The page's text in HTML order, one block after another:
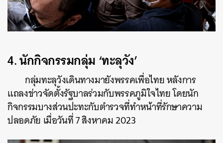
4.นักกิจกรรมกลุ่ม ‘ทะลุวัง’
กลุ่มทะลุวังเดินทางมายังพรรคเพื่อไทย หลังการ
แถลงข่าวจัดตั้งรัฐบาลร่วมกับพรรคภูมิใจไทย โดยนัก
กิจกรรมบางส่วนปะทะกับตำรวจที่ทำหน้าที่รักษาความ
ปลอดภัย เมื่อวันที่ 7 สิงหาคม 2023